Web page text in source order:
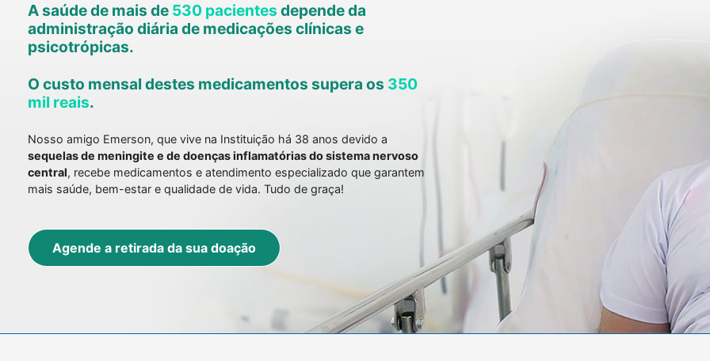
A saúde de mais de 530 pacientes depende da
administração diária de medicações clínicas e
psicotrópicas.
O custo mensal destes medicamentos supera os 350
mil reais.
Nosso amigo Emerson, que vive na Instituição há 38 anos devido a
sequelas de meningite e de doenças inflamatórias do sistema nervoso
central, recebe medicamentos e atendimento especializado que garantem
mais saúde, bem-estar e qualidade de vida. Tudo de graça!
Agende a retirada da sua doação